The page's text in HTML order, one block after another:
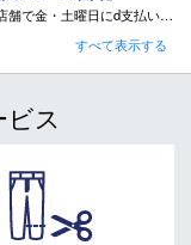
■ 有賀園ゴルフオンラインAGO含む対象店舗で金・土曜日にd支払いをすると
0:00 - PM 23:59
新規登録が必要です。
合があります。
ジでエントリーが必要です。
すべて表示する
ス